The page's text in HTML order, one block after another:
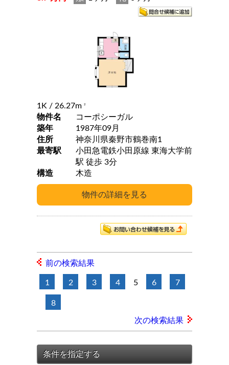
1K / 26.27m 2
物件名
コーポシーガル
築年
1987年09月
住所
神奈川県秦野市鶴巻南1
最寄駅
小田急電鉄小田原線 東海大学前
駅 徒歩 3分
構造
木造
前の検索結果
1 2 3 4 5 6 7
8
次の検索結果